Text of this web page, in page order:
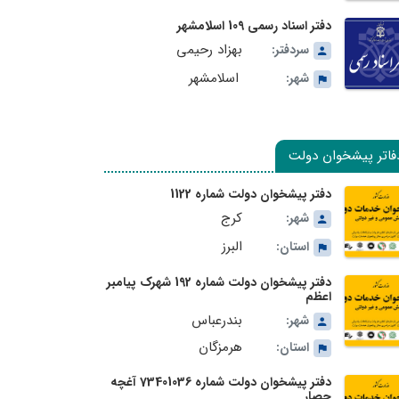
دفتر اسناد رسمی 109 اسلامشهر
سردفتر:
بهزاد رحیمی
شهر: اسلامشهر
پیشخوان دولت
دفتر پیشخوان دولت شماره 1122
شهر:
کرج
استان: البرز
دفتر پیشخوان دولت شماره 192 شهرک پیامبر
اعظم
شهر:
بندرعباس
استان: هرمزگان
دفتر پیشخوان دولت شماره 73401036 آغچه